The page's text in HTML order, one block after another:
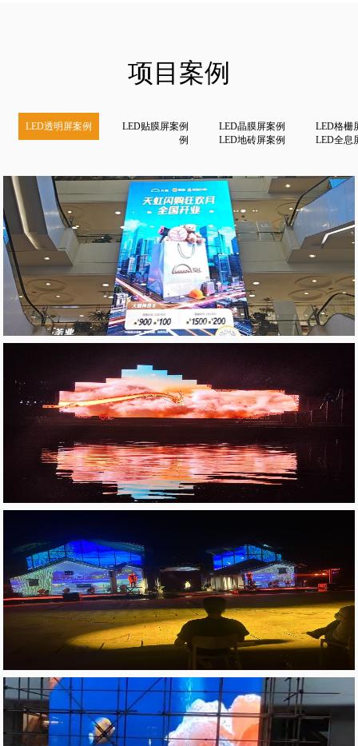
项目案例
LED透明屏案例 LED贴膜屏案例 LED晶膜屏案例
LED格栅
例
LED地砖屏案例 LED全息